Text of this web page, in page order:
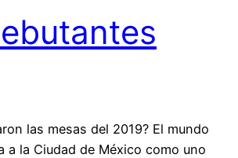
las mesas del 2019? El mundo
a la Ciudad de México como uno